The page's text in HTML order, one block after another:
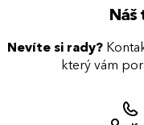
Náš
Nevíte si rady?
který vám